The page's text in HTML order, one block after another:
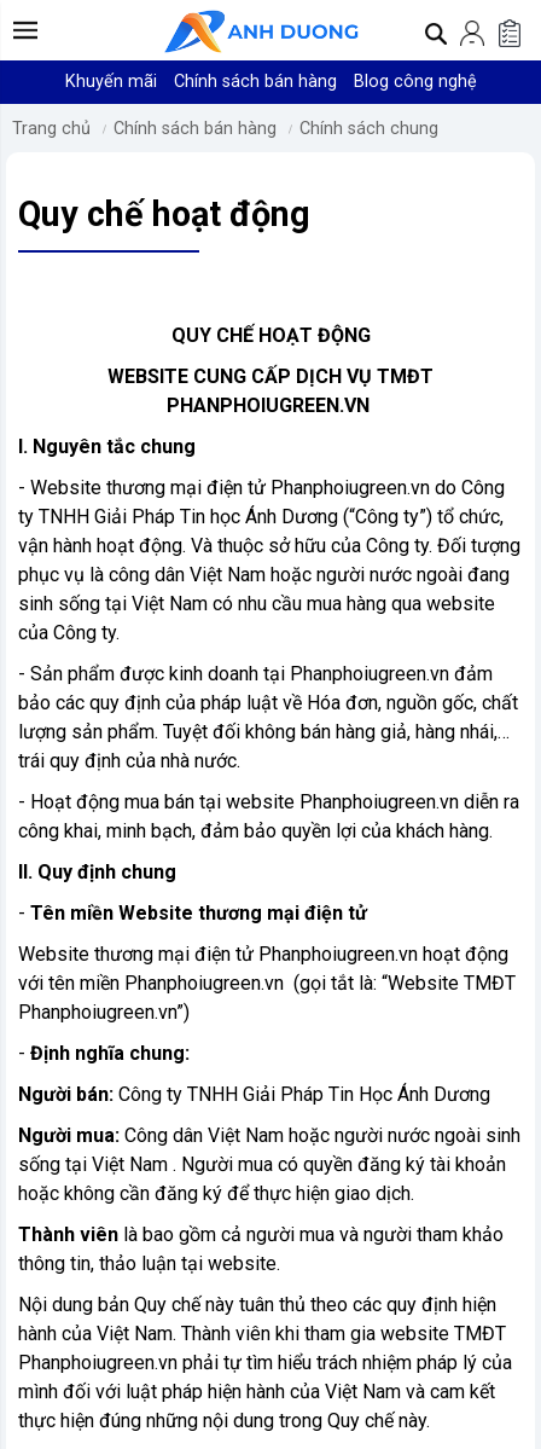
Khuyến mãi Chính sách bán hàng Blog công nghệ
Trang chủ Chính sách bán hàng Chính sách chung
Quy chế hoạt động
QUY CHẾ HOẠT ĐỘNG
WEBSITE CUNG CẤP DỊCH VỤ TMĐT
PHANPHOIUGREEN.VN
I. Nguyên tắc chung
- Website thương mại điện tử Phanphoiugreen.vn do Công
ty TNHH Giải Pháp Tin học Ánh Dương (“Công ty”) tổ chức,
vận hành hoạt động. Và thuộc sở hữu của Công ty. Đối tượng
phục vụ là công dân Việt Nam hoặc người nước ngoài đang
sinh sống tại Việt Nam có nhu cầu mua hàng qua website
của Công ty.
- Sản phẩm được kinh doanh tại Phanphoiugreen.vn đảm
bảo các quy định của pháp luật về Hóa đơn, nguồn gốc, chất
lượng sản phẩm. Tuyệt đối không bán hàng giả, hàng nhái,…
trái quy định của nhà nước.
- Hoạt động mua bán tại website Phanphoiugreen.vn diễn ra
công khai, minh bạch, đảm bảo quyền lợi của khách hàng.
II. Quy định chung
- Tên miền Website thương mại điện tử
Website thương mại điện tử Phanphoiugreen.vn hoạt động
với tên miền Phanphoiugreen.vn (gọi tắt là: “Website TMĐT
Phanphoiugreen.vn”)
- Định nghĩa chung:
Người bán: Công ty TNHH Giải Pháp Tin Học Ánh Dương
Người mua: Công dân Việt Nam hoặc người nước ngoài sinh
sống tại Việt Nam . Người mua có quyền đăng ký tài khoản
hoặc không cần đăng ký để thực hiện giao dịch.
Thành viên là bao gồm cả người mua và người tham khảo
thông tin, thảo luận tại website.
Nội dung bản Quy chế này tuân thủ theo các quy định hiện
hành của Việt Nam. Thành viên khi tham gia website TMĐT
Phanphoiugreen.vn phải tự tìm hiểu trách nhiệm pháp lý của
mình đối với luật pháp hiện hành của Việt Nam và cam kết
thực hiện đúng những nội dung trong Quy chế này.